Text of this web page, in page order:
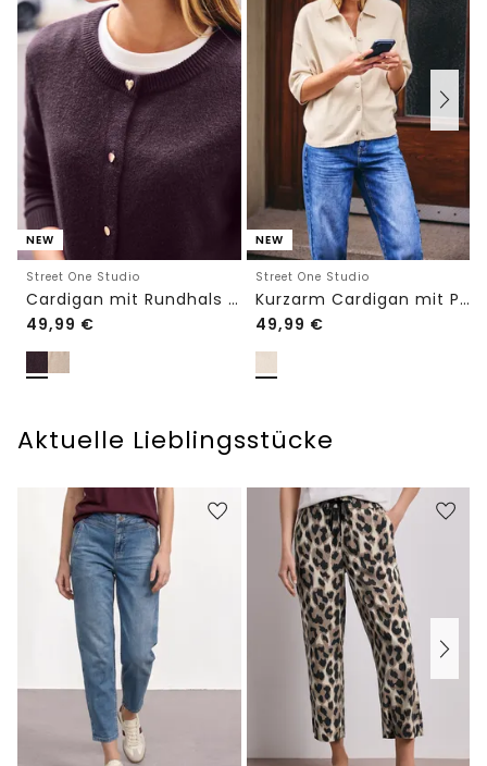
NEW
Street One Studio
Cardigan mit Rundhals und Knöpfen
49,99 €
NEW
Street One Studio
Kurzarm Cardigan mit Polokragen
49,99 €
Aktuelle Lieblingsstücke